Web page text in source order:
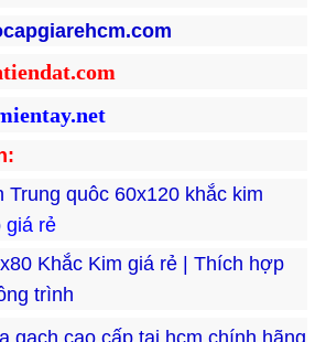
quôc 60x120 khắc kim
giá rẻ
Khắc Kim giá rẻ | Thích hợp
trình
gạch cao cấp tại hcm chính hãng